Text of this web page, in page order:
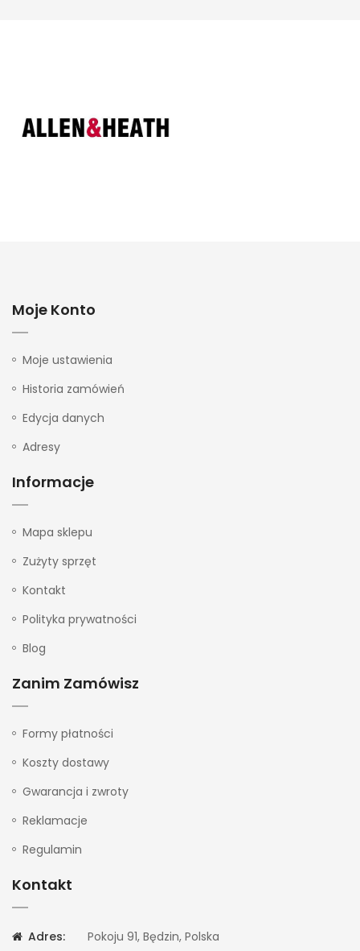
Moje Konto
Moje ustawienia
Historia zamówień
Edycja danych
Adresy
Informacje
Mapa sklepu
Zużyty sprzęt
Kontakt
Polityka prywatności
Blog
Zanim Zamówisz
Formy płatności
Koszty dostawy
Gwarancja i zwroty
Reklamacje
Regulamin
Kontakt
Adres: Pokoju 91, Będzin, Polska